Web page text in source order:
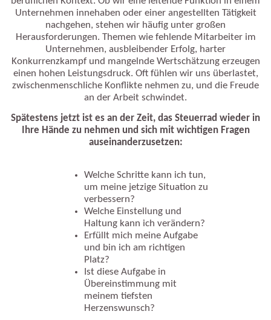
Unternehmen innehaben oder einer angestellten Tätigkeit
nachgehen, stehen wir häufig unter großen
Herausforderungen. Themen wie fehlende Mitarbeiter im
Unternehmen, ausbleibender Erfolg, harter
Konkurrenzkampf und mangelnde Wertschätzung erzeugen
einen hohen Leistungsdruck. Oft fühlen wir uns überlastet,
zwischenmenschliche Konflikte nehmen zu, und die Freude
an der Arbeit schwindet.
Spätestens jetzt ist es an der Zeit, das Steuerrad wieder in
Ihre Hände zu nehmen und sich mit wichtigen Fragen
auseinanderzusetzen:
Welche Schritte kann ich tun,
um meine jetzige Situation zu
verbessern?
Welche Einstellung und
Haltung kann ich verändern?
Erfüllt mich meine Aufgabe
und bin ich am richtigen
Platz?
Ist diese Aufgabe in
Übereinstimmung mit
meinem tiefsten
Herzenswunsch?